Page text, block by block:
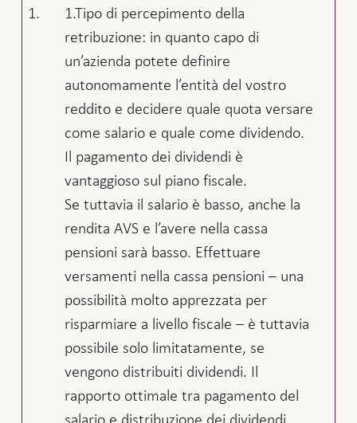
Tipo di percepimento della
retribuzione: in quanto capo di
un’azienda potete definire
autonomamente l’entità del vostro
reddito e decidere quale quota versare
come salario e quale come dividendo.
Il pagamento dei dividendi è
vantaggioso sul piano fiscale.
Se tuttavia il salario è basso, anche la
rendita AVS e l’avere nella cassa
pensioni sarà basso. Effettuare
versamenti nella cassa pensioni – una
possibilità molto apprezzata per
risparmiare a livello fiscale – è tuttavia
possibile solo limitatamente, se
vengono distribuiti dividendi. Il
rapporto ottimale tra pagamento del
salario e distribuzione dei dividendi